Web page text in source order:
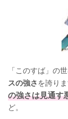
「このすば」の世
スの強さを誇り
の強さは見通す
ど。